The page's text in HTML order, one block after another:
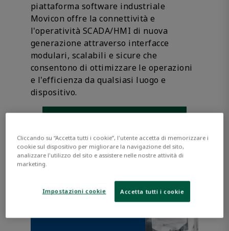
piattaforma software industriale
Movicon offre la connettività e
l'operatività SCADA/HMI di nuova
generazione attraverso interfacce
modulari, scalabili e sicure che
consentono di ottimizzare le operazioni
e l'efficienza da qualsiasi luogo e
dispositivo.
SCARICA BROCHUREOpens internal link
sulla piattaforma
software e sui moduli
Cliccando su “Accetta tutti i cookie”, l'utente accetta di memorizzare i
cookie sul dispositivo per migliorare la navigazione del sito,
analizzare l'utilizzo del sito e assistere nelle nostre attività di
marketing.
Impostazioni cookie Accetta tutti i cookie